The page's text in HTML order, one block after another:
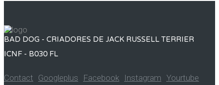
BAD DOG - CRIADORES DE JACK RUSSELL TERRIER
ICNF - B030 FL
Contact Googleplus Facebook Instagram Yourtube